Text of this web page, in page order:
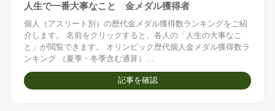
人生で一番大事なこと 金メダル獲得者
個人（アスリート別）の歴代金メダル獲得数ランキングをご紹
介します。 名前をクリックすると、各人の「人生の大事なこ
と」が閲覧できます。 オリンピック歴代個人金メダル獲得数ラ
ンキング （夏季・冬季含む通算）…
記事を確認